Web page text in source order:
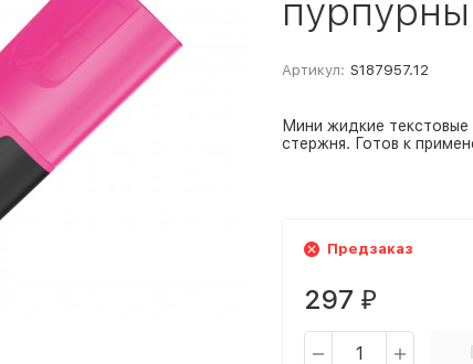
Артикул: S187957.12
Мини жидкие
стержня. Готов к
Предзаказ
297 ₽